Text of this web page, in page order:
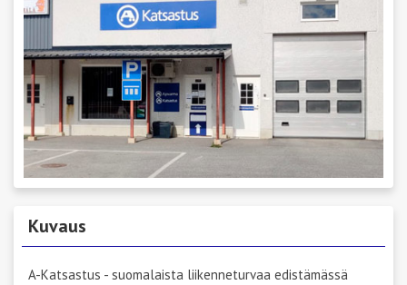
Kuvaus
A-Katsastus - suomalaista liikenneturvaa edistämässä